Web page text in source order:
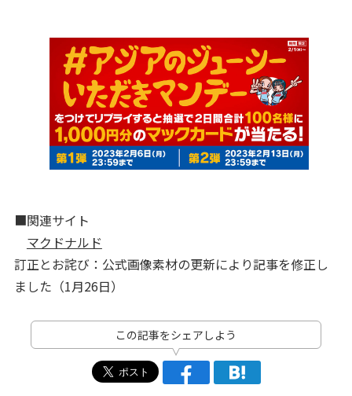
■関連サイト
マクドナルド
訂正とお詫び：公式画像素材の更新により記事を修正し
ました（1月26日）
この記事をシェアしよう